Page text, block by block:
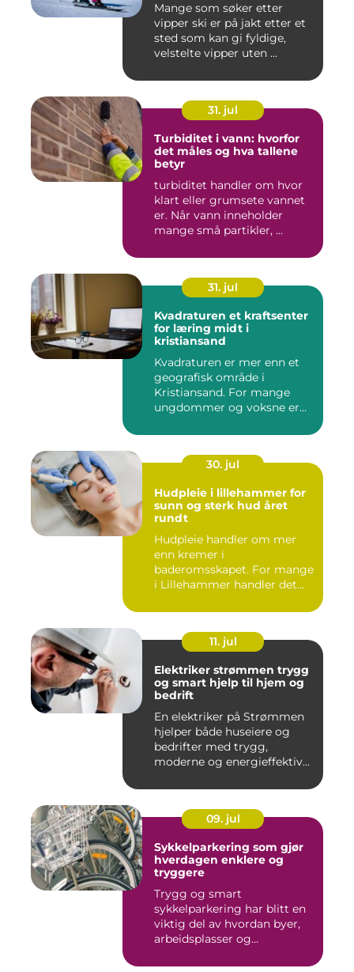
Mange som søker etter
vipper ski er på jakt etter et
sted som kan gi fyldige,
velstelte vipper uten ...
31. jul
Turbiditet i vann: hvorfor
det måles og hva tallene
betyr
turbiditet handler om hvor
klart eller grumsete vannet
er. Når vann inneholder
mange små partikler, ...
31. jul
Kvadraturen et kraftsenter
for læring midt i
kristiansand
Kvadraturen er mer enn et
geografisk område i
Kristiansand. For mange
ungdommer og voksne er
30. jul
Hudpleie i lillehammer for
sunn og sterk hud året
rundt
Hudpleie handler om mer
enn kremer i
baderomsskapet. For mange
i Lillehammer handler det
11. jul
Elektriker strømmen trygg
og smart hjelp til hjem og
bedrift
En elektriker på Strømmen
hjelper både huseiere og
bedrifter med trygg,
moderne og energieffektiv
09. jul
Sykkelparkering som gjør
hverdagen enklere og
tryggere
Trygg og smart
sykkelparkering har blitt en
viktig del av hvordan byer,
arbeidsplasser og